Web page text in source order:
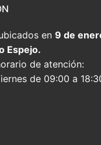
en 9 de
Espejo.
de atención:
de 09:00 a